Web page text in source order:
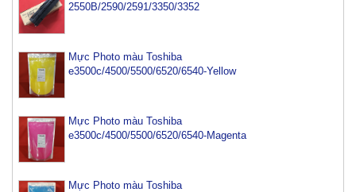
2550B/2590/2591/3350/3352
Mực Photo màu Toshiba
e3500c/4500/5500/6520/6540-Yellow
Mực Photo màu Toshiba
e3500c/4500/5500/6520/6540-Magenta
Mực Photo màu Toshiba